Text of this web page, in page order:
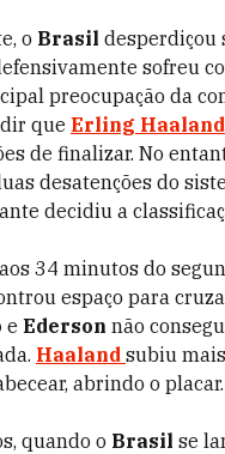
o Brasil desperdiçou
sofreu
preocupação da
que Erling Haaland
de finalizar. No
desatenções do
decidiu a
34 minutos do
espaço para
e Ederson não
Haaland subiu
abrindo o placar.
quando o Brasil se